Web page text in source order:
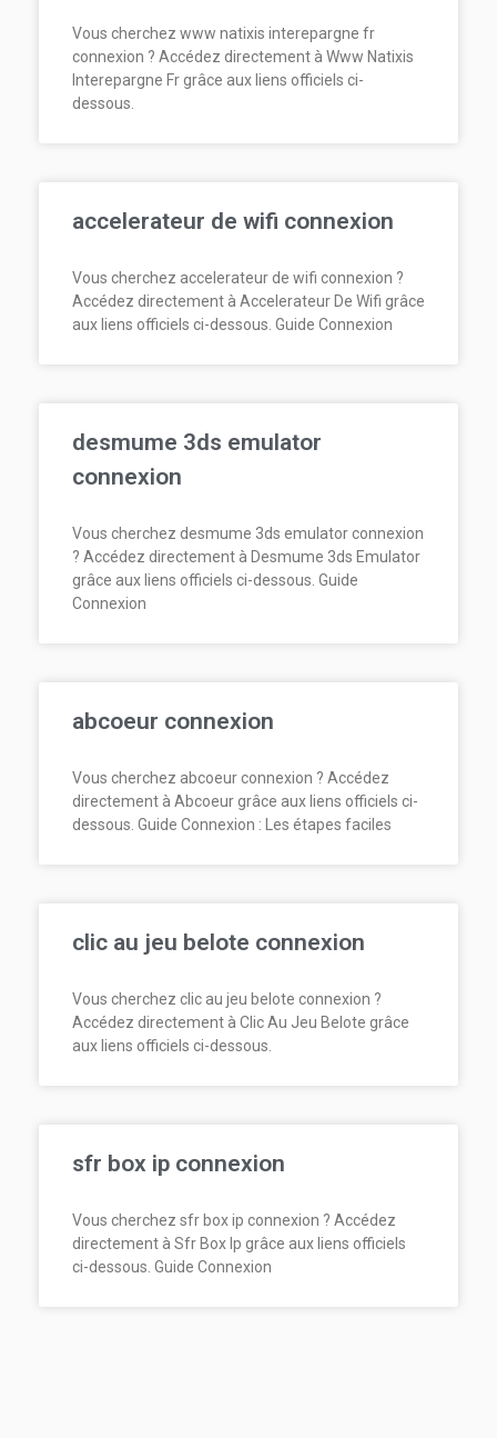
Vous cherchez www natixis interepargne fr
connexion ? Accédez directement à Www Natixis
Interepargne Fr grâce aux liens officiels ci-
dessous.
accelerateur de wifi connexion
Vous cherchez accelerateur de wifi connexion ?
Accédez directement à Accelerateur De Wifi grâce
aux liens officiels ci-dessous. Guide Connexion
desmume 3ds emulator
connexion
Vous cherchez desmume 3ds emulator connexion
? Accédez directement à Desmume 3ds Emulator
grâce aux liens officiels ci-dessous. Guide
Connexion
abcoeur connexion
Vous cherchez abcoeur connexion ? Accédez
directement à Abcoeur grâce aux liens officiels ci-
dessous. Guide Connexion : Les étapes faciles
clic au jeu belote connexion
Vous cherchez clic au jeu belote connexion ?
Accédez directement à Clic Au Jeu Belote grâce
aux liens officiels ci-dessous.
sfr box ip connexion
Vous cherchez sfr box ip connexion ? Accédez
directement à Sfr Box Ip grâce aux liens officiels
ci-dessous. Guide Connexion